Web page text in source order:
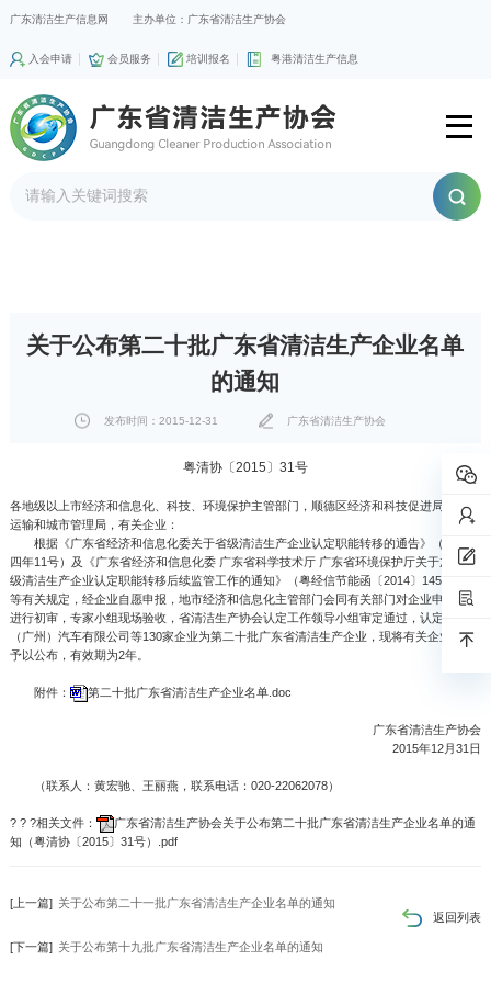
广东清洁生产信息网 主办单位：广东省清洁生产协会
入会申请 会员服务 培训报名 粤港清洁生产信息
关于公布第二十批广东省清洁生产企业名单
的通知
发布时间：2015-12-31 广东省清洁生产协会
粤清协〔2015〕31号
各地级以上市经济和信息化、科技、环境保护主管部门，顺德区经济和科技促进局、环境
运输和城市管理局，有关企业：
根据《广东省经济和信息化委关于省级清洁生产企业认定职能转移的通告》（二○一
四年11号）及《广东省经济和信息化委 广东省科学技术厅 广东省环境保护厅关于加强省
级清洁生产企业认定职能转移后续监管工作的通知》（粤经信节能函〔2014〕1452号）
等有关规定，经企业自愿申报，地市经济和信息化主管部门会同有关部门对企业申报材料
进行初审，专家小组现场验收，省清洁生产协会认定工作领导小组审定通过，认定北汽
（广州）汽车有限公司等130家企业为第二十批广东省清洁生产企业，现将有关企业名单
予以公布，有效期为2年。
附件： 第二十批广东省清洁生产企业名单.doc
广东省清洁生产协会
2015年12月31日
（联系人：黄宏驰、王丽燕，联系电话：020-22062078）
? ? ?相关文件：
广东省清洁生产协会关于公布第二十批广东省清洁生产企业名单的通
知（粤清协〔2015〕31号）.pdf
返回列表
[上一篇] 关于公布第二十一批广东省清洁生产企业名单的通知
[下一篇] 关于公布第十九批广东省清洁生产企业名单的通知